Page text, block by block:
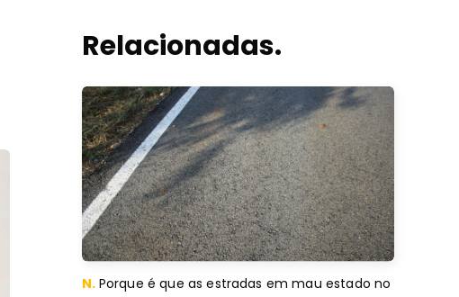
Relacionadas.
N. Porque é que as estradas em mau estado no